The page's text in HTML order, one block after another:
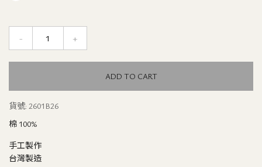
Quantity
- +
ADD TO CART
貨號: 2601B26
棉 100%
手工製作
台灣製造